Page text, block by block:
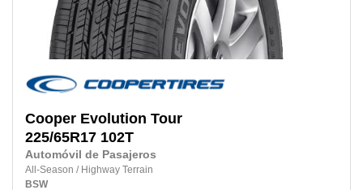
Cooper Evolution Tour
225/65R17 102T
Automóvil de Pasajeros
All-Season / Highway Terrain
BSW